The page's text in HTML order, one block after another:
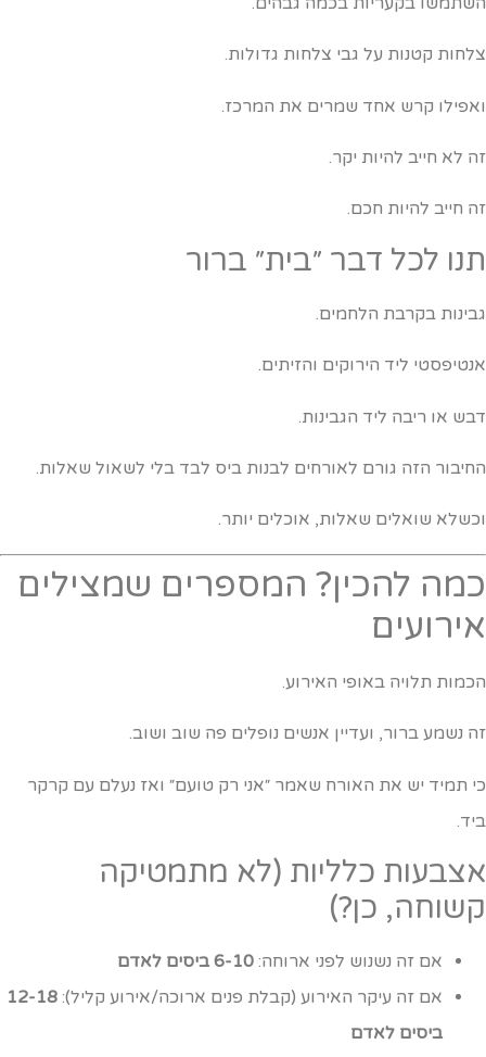
קטנות על גבי צלחות גדולות.
קרש אחד שמרים את המרכז.
לא חייב להיות יקר.
חייב להיות חכם.
לכל דבר ״בית״ ברור
בקרבת הלחמים.
ליד הירוקים והזיתים.
או ריבה ליד הגבינות.
הזה גורם לאורחים לבנות ביס לבד בלי לשאול שאלות.
שואלים שאלות, אוכלים יותר.
להכין? המספרים שמצילים
תלויה באופי האירוע.
נשמע ברור, ועדיין אנשים נופלים פה שוב ושוב.
תמיד יש את האורח שאמר ״אני רק טועם״ ואז נעלם עם קרקר
כלליות (לא מתמטיקה
כן?)
אם זה נשנוש לפני ארוחה:6-10 ביסים לאדם
אם זה עיקר האירוע (קבלת פנים ארוכה/אירוע קליל):12-18
ביסים לאדם